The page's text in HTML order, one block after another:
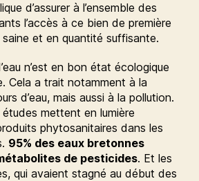
d’assurer à l’ensemble des
l’accès à ce bien de première
et en quantité suffisante.
n’est en bon état écologique
Cela a trait notamment à la
d’eau, mais aussi à la pollution.
mettent en lumière
phytosanitaires dans les
95% des eaux bretonnes
de pesticides. Et les
qui avaient stagné au début des